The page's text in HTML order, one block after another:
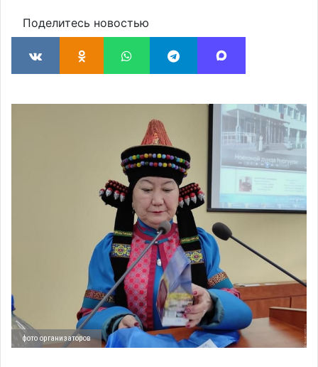
Поделитесь новостью
фото организаторов